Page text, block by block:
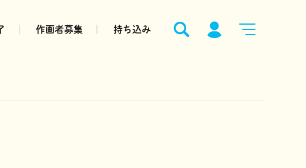
作画者募集 持ち込み